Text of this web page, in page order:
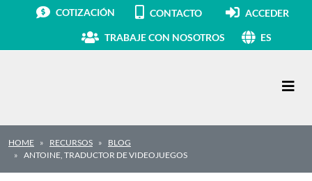
COTIZACIÓN CONTACTO ACCEDER
TRABAJE CON NOSOTROS ES
HOME RECURSOS
BLOG
ANTOINE, TRADUCTOR DE VIDEOJUEGOS